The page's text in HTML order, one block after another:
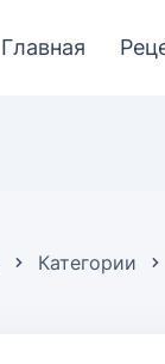
Главная
Категории